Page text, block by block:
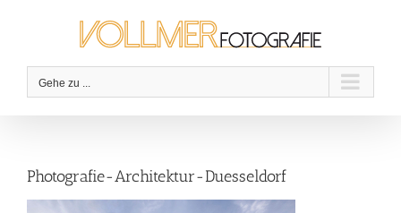
Gehe zu ...
Photografie-Architektur-Duesseldorf